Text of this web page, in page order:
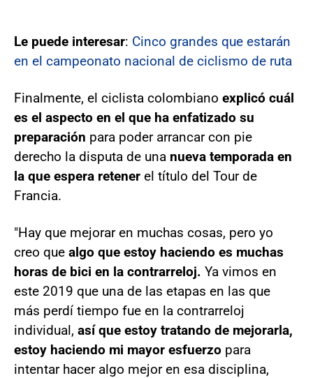
Le puede interesar: Cinco grandes que estarán
en el campeonato nacional de ciclismo de ruta
Finalmente, el ciclista colombiano explicó cuál
es el aspecto en el que ha enfatizado su
preparación para poder arrancar con pie
derecho la disputa de una nueva temporada en
la que espera retener el título del Tour de
Francia.
"Hay que mejorar en muchas cosas, pero yo
creo que algo que estoy haciendo es muchas
horas de bici en la contrarreloj. Ya vimos en
este 2019 que una de las etapas en las que
más perdí tiempo fue en la contrarreloj
individual, así que estoy tratando de mejorarla,
estoy haciendo mi mayor esfuerzo para
intentar hacer algo mejor en esa disciplina,